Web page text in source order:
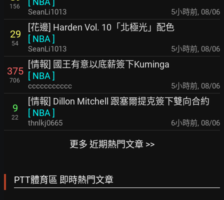
156
SeanLi1013 5小時前, 08/06
29
54
[花邊] Harden Vol. 10「北極光」配色
[ NBA ]
SeanLi1013 5小時前, 08/06
375
706
[情報] 國王有意以底薪簽下Kuminga
[ NBA ]
ccccccccccc 5小時前, 08/06
9
22
[情報] Dillon Mitchell 跟塞爾提克簽下雙向合約
[ NBA ]
thnlkj0665 6小時前, 08/06
更多 近期熱門文章 >>
PTT體育區 即時熱門文章